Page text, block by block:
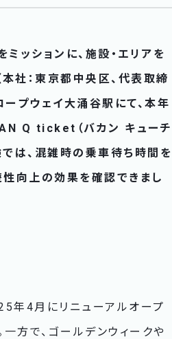
ッションに、施設・エリアを
社：東京都中央区、代表取締
プウェイ大涌谷駅にて、本年
Q ticket（バカン キューチ
は、混雑時の乗車待ち時間を
向上の効果を確認できまし
年4月にリニューアルオープ
一方で、ゴールデンウィークや